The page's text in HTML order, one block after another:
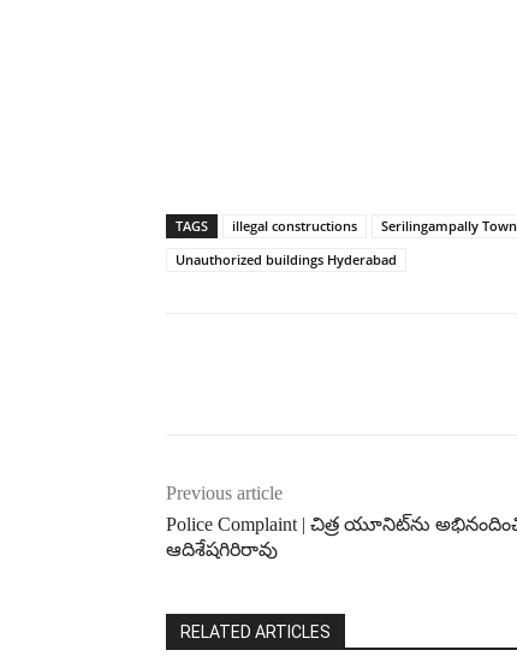
TAGS illegal constructions Serilingampally
Unauthorized buildings Hyderabad
Previous article
Police Complaint | చిత్ర యూనిట్‌ను
ఆదిశేషగిరిరావు
RELATED ARTICLES